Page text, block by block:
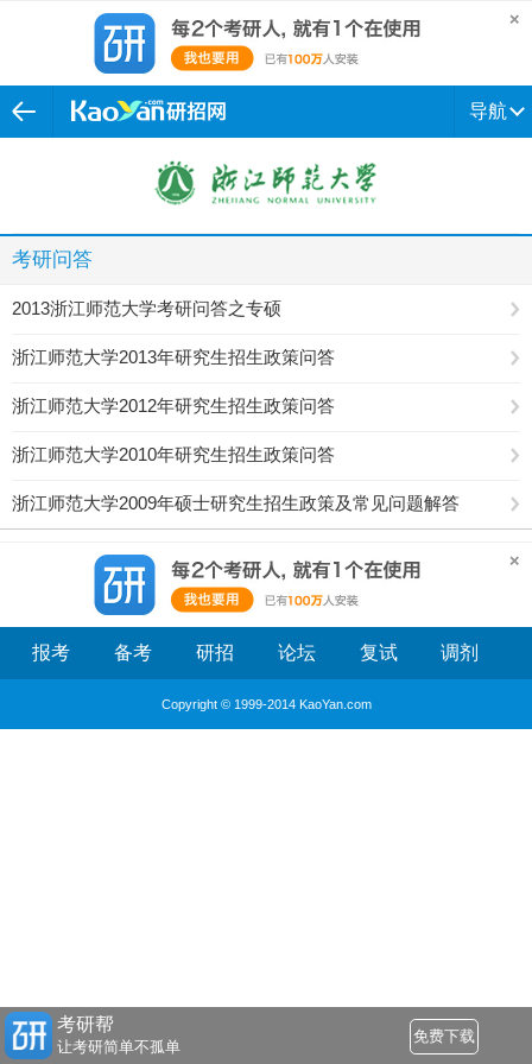
导航
考研问答
2013浙江师范大学考研问答之专硕
浙江师范大学2013年研究生招生政策问答
浙江师范大学2012年研究生招生政策问答
浙江师范大学2010年研究生招生政策问答
浙江师范大学2009年硕士研究生招生政策及常见问题解答
报考 备考 研招 论坛 复试 调剂
Copyright © 1999-2014 KaoYan.com
考研帮
让考研简单不孤单
免费下载